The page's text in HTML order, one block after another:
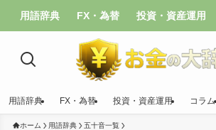
用語辞典 FX・為替 投資・資産運用
用語辞典 FX・為替 投資・資産運用 コラム
ホーム 用語辞典 五十音一覧